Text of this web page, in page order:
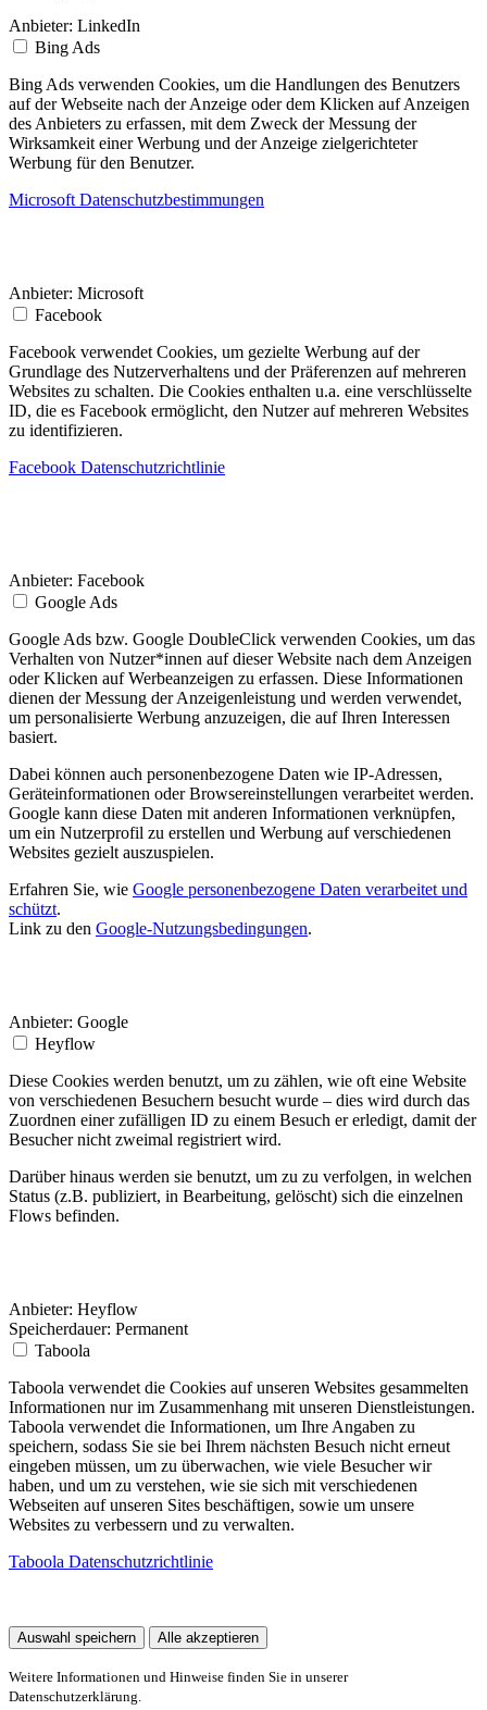
Anbieter: LinkedIn
Bing Ads
Bing Ads verwenden Cookies, um die Handlungen des Benutzers
auf der Webseite nach der Anzeige oder dem Klicken auf Anzeigen
des Anbieters zu erfassen, mit dem Zweck der Messung der
Wirksamkeit einer Werbung und der Anzeige zielgerichteter
Werbung für den Benutzer.
Microsoft Datenschutzbestimmungen
Anbieter: Microsoft
Facebook
Facebook verwendet Cookies, um gezielte Werbung auf der
Grundlage des Nutzerverhaltens und der Präferenzen auf mehreren
Websites zu schalten. Die Cookies enthalten u.a. eine verschlüsselte
ID, die es Facebook ermöglicht, den Nutzer auf mehreren Websites
zu identifizieren.
Facebook Datenschutzrichtlinie
Anbieter: Facebook
Google Ads
Google Ads bzw. Google DoubleClick verwenden Cookies, um das
Verhalten von Nutzer*innen auf dieser Website nach dem Anzeigen
oder Klicken auf Werbeanzeigen zu erfassen. Diese Informationen
dienen der Messung der Anzeigenleistung und werden verwendet,
um personalisierte Werbung anzuzeigen, die auf Ihren Interessen
basiert.
Dabei können auch personenbezogene Daten wie IP-Adressen,
Geräteinformationen oder Browsereinstellungen verarbeitet werden.
Google kann diese Daten mit anderen Informationen verknüpfen,
um ein Nutzerprofil zu erstellen und Werbung auf verschiedenen
Websites gezielt auszuspielen.
Erfahren Sie, wie Google personenbezogene Daten verarbeitet und
schützt.
Link zu den Google-Nutzungsbedingungen.
Anbieter: Google
Heyflow
Diese Cookies werden benutzt, um zu zählen, wie oft eine Website
von verschiedenen Besuchern besucht wurde – dies wird durch das
Zuordnen einer zufälligen ID zu einem Besuch er erledigt, damit der
Besucher nicht zweimal registriert wird.
Darüber hinaus werden sie benutzt, um zu zu verfolgen, in welchen
Status (z.B. publiziert, in Bearbeitung, gelöscht) sich die einzelnen
Flows befinden.
Anbieter: Heyflow
Speicherdauer: Permanent
Taboola
Taboola verwendet die Cookies auf unseren Websites gesammelten
Informationen nur im Zusammenhang mit unseren Dienstleistungen.
Taboola verwendet die Informationen, um Ihre Angaben zu
speichern, sodass Sie sie bei Ihrem nächsten Besuch nicht erneut
eingeben müssen, um zu überwachen, wie viele Besucher wir
haben, und um zu verstehen, wie sie sich mit verschiedenen
Webseiten auf unseren Sites beschäftigen, sowie um unsere
Websites zu verbessern und zu verwalten.
Taboola Datenschutzrichtlinie
Auswahl speichern Alle akzeptieren
Weitere Informationen und Hinweise finden Sie in unserer
Datenschutzerklärung.